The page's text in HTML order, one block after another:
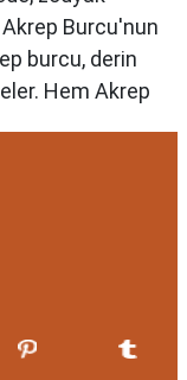
Burcu'nun
burcu, derin
Hem Akrep
aylar
21 Kasım